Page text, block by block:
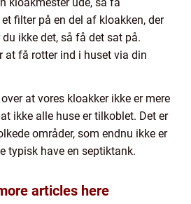
filter på en del af kloakken, der
ikke det, så få det sat på.
at få rotter ind i huset via din
at vores kloakker ikke er mere
ikke alle huse er tilkoblet. Det er
områder, som endnu ikke er
typisk have en septiktank.
articles here